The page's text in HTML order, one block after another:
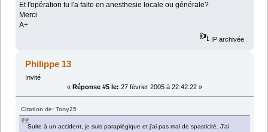
Et l'opération tu l'a faite en anesthesie locale ou générale?
Merci
A+
IP archivée
Philippe 13
Invité
« Réponse #5 le: 27 février 2005 à 22:42:22 »
Citation de: Tony25
Suite à un accident, je suis paraplégique et j'ai pas mal de spasticité. J'ai